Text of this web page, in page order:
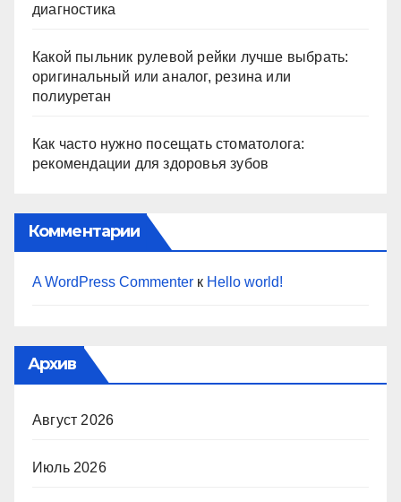
диагностика
Какой пыльник рулевой рейки лучше выбрать:
оригинальный или аналог, резина или
полиуретан
Как часто нужно посещать стоматолога:
рекомендации для здоровья зубов
Комментарии
A WordPress Commenter к Hello world!
Архив
Август 2026
Июль 2026